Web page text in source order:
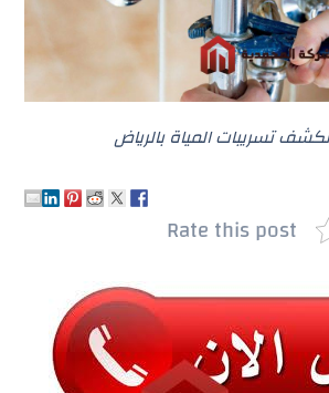
تسريبات المياة بالرياض
Rate this post